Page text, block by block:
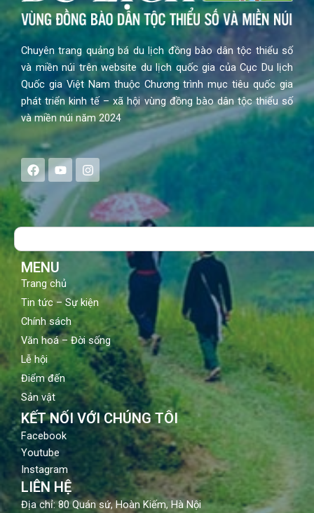
Chuyên trang quảng bá du lịch đồng bào dân tộc thiểu số
và miền núi trên website du lịch quốc gia của Cục Du lịch
Quốc gia Việt Nam thuộc Chương trình mục tiêu quốc gia
phát triển kinh tế – xã hội vùng đồng bào dân tộc thiểu số
và miền núi năm 2024
F
a
e
b
o
Y
o
t
u
b
I
n
s
a
g
Search
MENU
Trang chủ
Tin tức – Sự kiện
Chính sách
Văn hoá – Đời sống
Lễ hội
Điểm đến
Sản vật
KẾT NỐI VỚI CHÚNG TÔI
Facebook
Youtube
Instagram
LIÊN HỆ
Địa chỉ: 80 Quán sứ, Hoàn Kiếm, Hà Nội